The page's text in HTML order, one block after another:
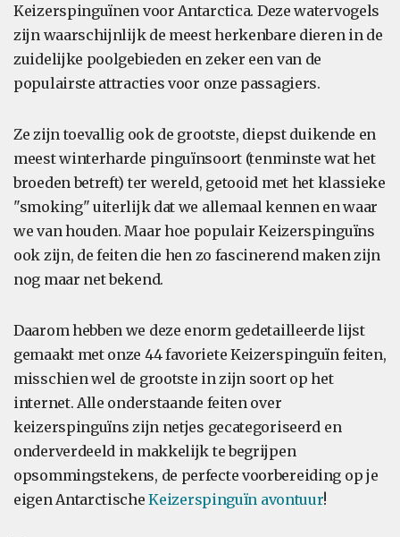
Keizerspinguïnen voor Antarctica. Deze watervogels
zijn waarschijnlijk de meest herkenbare dieren in de
zuidelijke poolgebieden en zeker een van de
populairste attracties voor onze passagiers.
Ze zijn toevallig ook de grootste, diepst duikende en
meest winterharde pinguïnsoort (tenminste wat het
broeden betreft) ter wereld, getooid met het klassieke
"smoking" uiterlijk dat we allemaal kennen en waar
we van houden. Maar hoe populair Keizerspinguïns
ook zijn, de feiten die hen zo fascinerend maken zijn
nog maar net bekend.
Daarom hebben we deze enorm gedetailleerde lijst
gemaakt met onze 44 favoriete Keizerspinguïn feiten,
misschien wel de grootste in zijn soort op het
internet. Alle onderstaande feiten over
keizerspinguïns zijn netjes gecategoriseerd en
onderverdeeld in makkelijk te begrijpen
opsommingstekens, de perfecte voorbereiding op je
eigen AntarctischeKeizerspinguïn avontuur!